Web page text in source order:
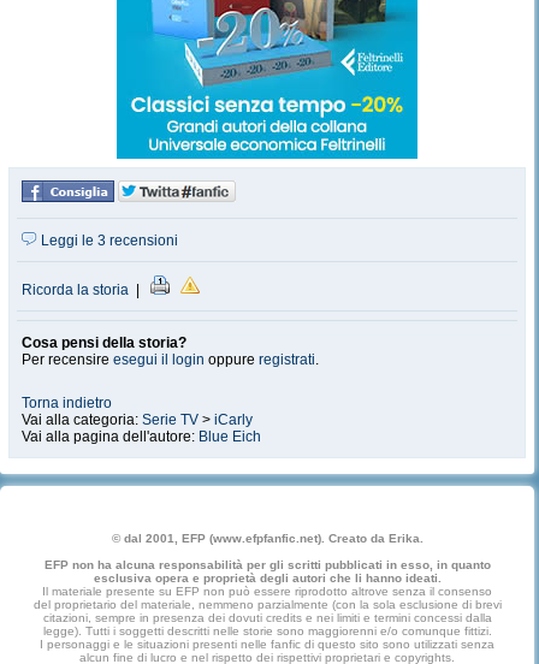
Leggi le 3 recensioni
Ricorda la storia
Cosa pensi della storia?
Per recensire esegui il login oppure registrati.
Torna indietro
Vai alla categoria: Serie TV > iCarly
Vai alla pagina dell'autore: Blue Eich
© dal 2001, EFP (www.efpfanfic.net). Creato da Erika.
EFP non ha alcuna responsabilità per gli scritti pubblicati in esso, in quanto
esclusiva opera e proprietà degli autori che li hanno ideati.
Il materiale presente su EFP non può essere riprodotto altrove senza il consenso
del proprietario del materiale, nemmeno parzialmente (con la sola esclusione di brevi
citazioni, sempre in presenza dei dovuti credits e nei limiti e termini concessi dalla
legge). Tutti i soggetti descritti nelle storie sono maggiorenni e/o comunque fittizi.
I personaggi e le situazioni presenti nelle fanfic di questo sito sono utilizzati senza
alcun fine di lucro e nel rispetto dei rispettivi proprietari e copyrights.